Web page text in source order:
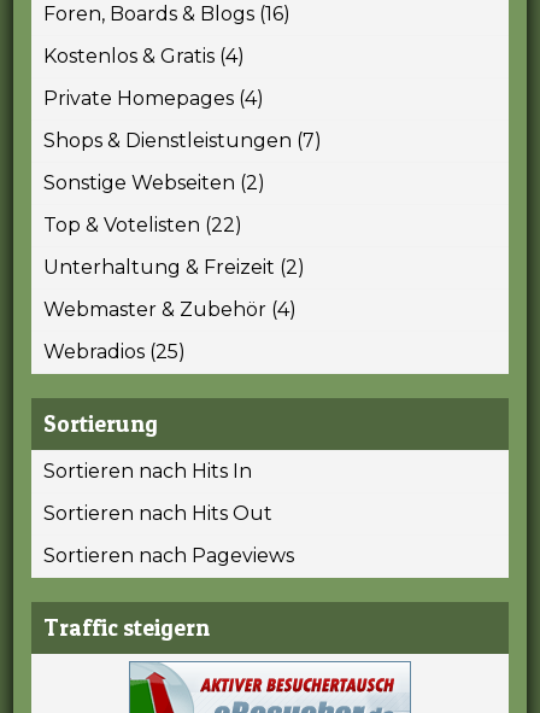
Foren, Boards & Blogs (16)
Kostenlos & Gratis (4)
Private Homepages (4)
Shops & Dienstleistungen (7)
Sonstige Webseiten (2)
Top & Votelisten (22)
Unterhaltung & Freizeit (2)
Webmaster & Zubehör (4)
Webradios (25)
Sortierung
Sortieren nach Hits In
Sortieren nach Hits Out
Sortieren nach Pageviews
Traffic steigern